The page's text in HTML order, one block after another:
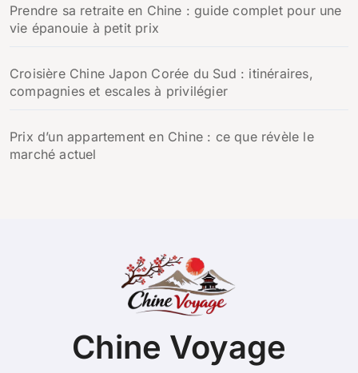
Prendre sa retraite en Chine : guide complet pour une
vie épanouie à petit prix
Croisière Chine Japon Corée du Sud : itinéraires,
compagnies et escales à privilégier
Prix d’un appartement en Chine : ce que révèle le
marché actuel
Chine Voyage